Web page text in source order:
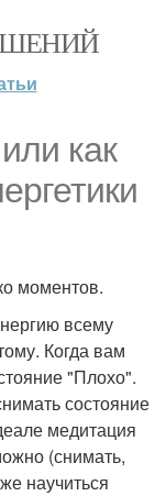
как
моментов.
всему
Когда вам
"Плохо".
состояние
медитация
(снимать,
научиться